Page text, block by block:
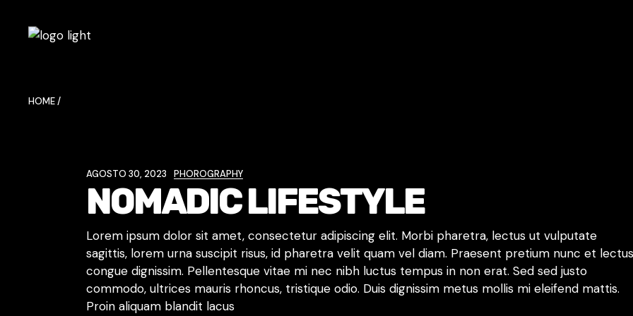
content
HOME
AGOSTO 30, 2023 PHOROGRAPHY
NOMADIC LIFESTYLE
Lorem ipsum dolor sit amet, consectetur adipiscing elit. Morbi pharetra, lectus ut vulputate
sagittis, lorem urna suscipit risus, id pharetra velit quam vel diam. Praesent pretium nunc et lectus
congue dignissim. Pellentesque vitae mi nec nibh luctus tempus in non erat. Sed sed justo
commodo, ultrices mauris rhoncus, tristique odio. Duis dignissim metus mollis mi eleifend mattis.
Proin aliquam blandit lacus